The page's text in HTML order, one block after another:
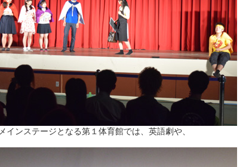
メインステージとなる第１体育館では、英語劇や、